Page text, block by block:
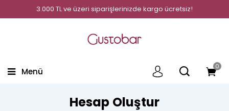
3.000 TL ve üzeri siparişlerinizde kargo ücretsiz!
0
Menü
Hesap Oluştur